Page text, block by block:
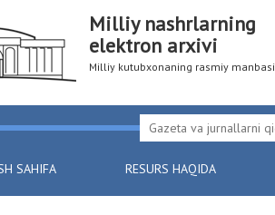
Milliy nashrlarning
elektron arxivi
Milliy kutubxonaning rasmiy manbasi
SAHIFA RESURS HAQIDA